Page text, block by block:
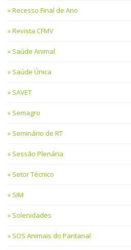
Recesso Final de Ano
Revista CFMV
Saúde Animal
Saúde Única
SAVET
Semagro
Seminário de RT
Sessão Plenária
Setor Técnico
SIM
Solenidades
SOS Animais do Pantanal